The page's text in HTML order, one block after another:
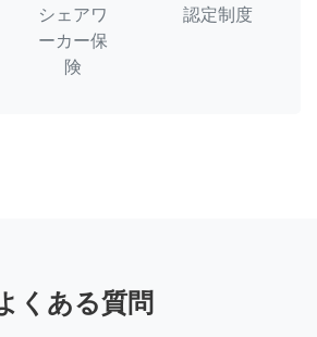
シェアワ
ーカー保
険
認定制度
くある質問